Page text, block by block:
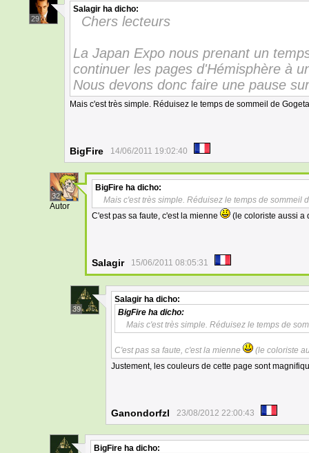
29
Salagir ha dicho:
Chers lecteurs
La Japan Expo nous prenant un
continuer les pages d'Hémisphère à
Nous devons donc faire une pause
Mais c'est très simple. Réduisez le temps de sommeil de
BigFire 14/06/2011 19:02:40
32
Autor
BigFire ha dicho:
Mais c'est très simple. Réduisez le temps de sommeil
C'est pas sa faute, c'est la mienne
(le coloriste aussi a
Salagir 15/06/2011 08:05:31
39
Salagir ha dicho:
BigFire ha dicho:
Mais c'est très simple. Réduisez le temps de
C'est pas sa faute, c'est la mienne
(le coloriste
Justement, les couleurs de cette page sont
Ganondorfzl 23/08/2012 22:00:43
BigFire ha dicho: